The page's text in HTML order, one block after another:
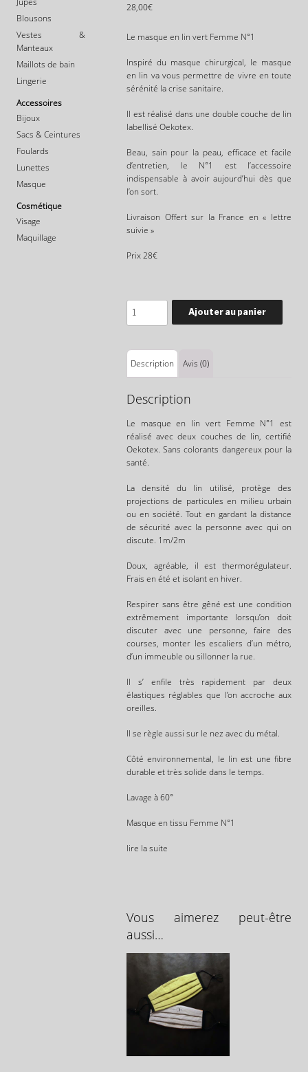
28,00€
Le masque en lin vert Femme N°1
Inspiré du masque chirurgical, le masque
en lin va vous permettre de vivre en toute
sérénité la crise sanitaire.
Il est réalisé dans une double couche de lin
labellisé Oekotex.
Beau, sain pour la peau, efficace et facile
d’entretien, le N°1 est l’accessoire
indispensable à avoir aujourd’hui dès que
l’on sort.
Livraison Offert sur la France en « lettre
suivie »
Prix 28€
Ajouter au panier
Description Avis (0)
Description
Le masque en lin vertFemme N°1
est
réalisé avec deux couches de lin, certifié
Oekotex. Sans colorants dangereux pour la
santé.
La densité du lin utilisé, protège des
projections de particules en milieu urbain
ou en société. Tout en gardant la distance
de sécurité avec la personne avec qui on
discute. 1m/2m
Doux, agréable, il est thermorégulateur.
Frais en été et isolant en hiver.
Respirer sans être gêné est une condition
extrêmement importante lorsqu’on doit
discuter avec une personne, faire des
courses, monter les escaliers d’un métro,
d’un immeuble ou sillonner la rue.
Il s’ enfile très rapidement par deux
élastiques réglables que l’on accroche aux
oreilles.
Il se règle aussi sur le nez avec du métal.
Côté environnemental, le lin est une fibre
durable et très solide dans le temps.
Lavage à 60°
Masque en tissu Femme N°1
lire la suite
Vous aimerez peut-être
aussi…
Blousons
Vestes &
Manteaux
Maillots de bain
Lingerie
Accessoires
Bijoux
Sacs & Ceintures
Foulards
Lunettes
Masque
Cosmétique
Visage
Maquillage